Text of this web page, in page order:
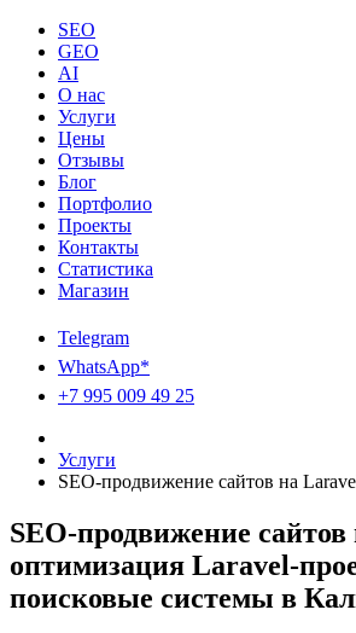
SEO
GEO
AI
О нас
Услуги
Цены
Отзывы
Блог
Портфолио
Проекты
Контакты
Статистика
Магазин
Telegram
WhatsApp*
+7 995 009 49 25
Услуги
SEO-продвижение сайтов на
SEO-продвижение
оптимизация Laravel-
поисковые системы в